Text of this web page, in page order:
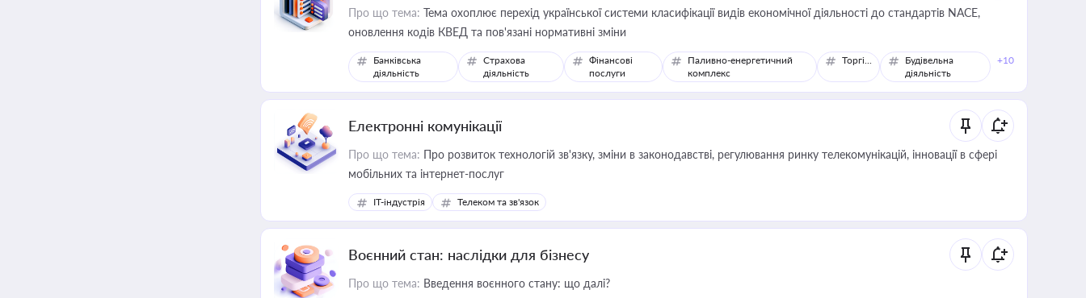
Про що тема: Тема охоплює перехід української системи класифікації видів економічної діяльності до стандартів NACE,
оновлення кодів КВЕД та пов'язані нормативні зміни
Банківська
діяльність
Страхова
діяльність
Фінансові
послуги
Паливно-енергетичний
комплекс
Торгівля
Будівельна
діяльність
+10
Електронні комунікації
Про що тема: Про розвиток технологій зв'язку, зміни в законодавстві, регулювання ринку телекомунікацій, інновації в сфері
мобільних та інтернет-послуг
IT-індустрія Телеком та зв'язок
Воєнний стан: наслідки для бізнесу
Про що тема: Введення воєнного стану: що далі?